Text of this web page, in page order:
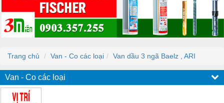
Trang chủ Van - Co các loại Van dầu 3 ngã Baelz , ARI
Van - Co các loại